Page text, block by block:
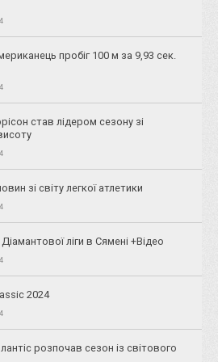
пробіг 100 м за 9,93 сек.
став лідером сезону зі
зі світу легкої атлетики
ліги в Сямені +Відео
2024
розпочав сезон із світового